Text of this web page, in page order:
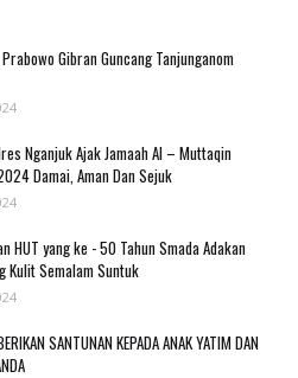
Gibran Guncang Tanjunganom
Nganjuk Ajak Jamaah Al – Muttaqin
Damai, Aman Dan Sejuk
HUT yang ke - 50 Tahun Smada Adakan
Kulit Semalam Suntuk
SANTUNAN KEPADA ANAK YATIM DAN